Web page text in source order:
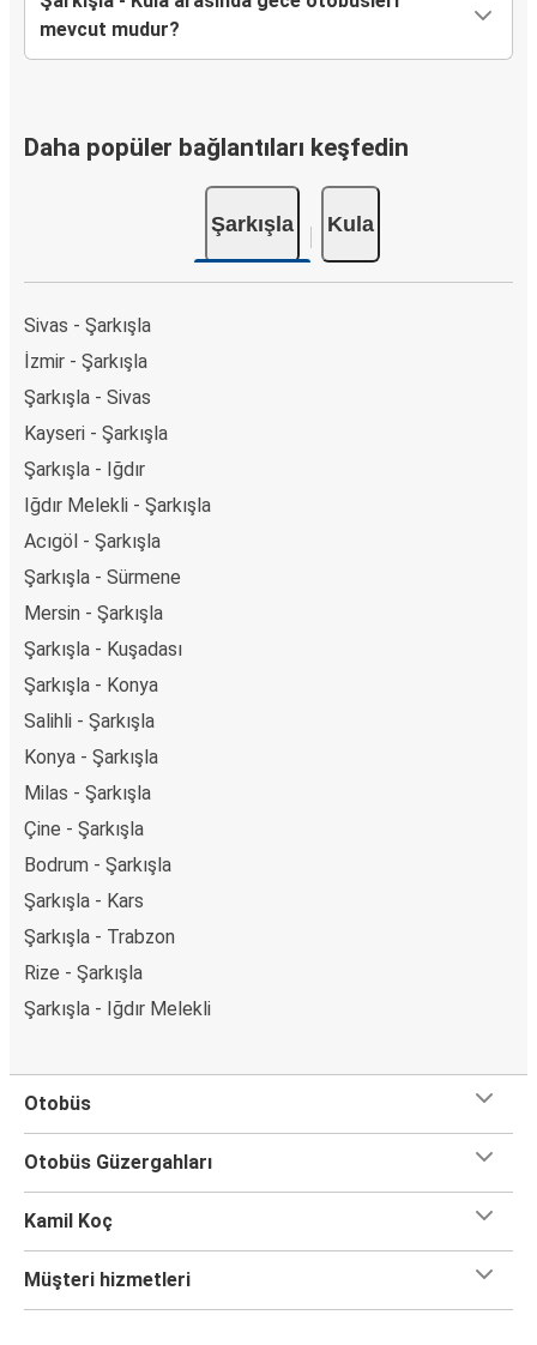
mevcut mudur?
Daha popüler bağlantıları keşfedin
Şarkışla Kula
Sivas - Şarkışla
İzmir - Şarkışla
Şarkışla - Sivas
Kayseri - Şarkışla
Şarkışla - Iğdır
Iğdır Melekli - Şarkışla
Acıgöl - Şarkışla
Şarkışla - Sürmene
Mersin - Şarkışla
Şarkışla - Kuşadası
Şarkışla - Konya
Salihli - Şarkışla
Konya - Şarkışla
Milas - Şarkışla
Çine - Şarkışla
Bodrum - Şarkışla
Şarkışla - Kars
Şarkışla - Trabzon
Rize - Şarkışla
Şarkışla - Iğdır Melekli
Otobüs
Otobüs Güzergahları
Kamil Koç
Müşteri hizmetleri